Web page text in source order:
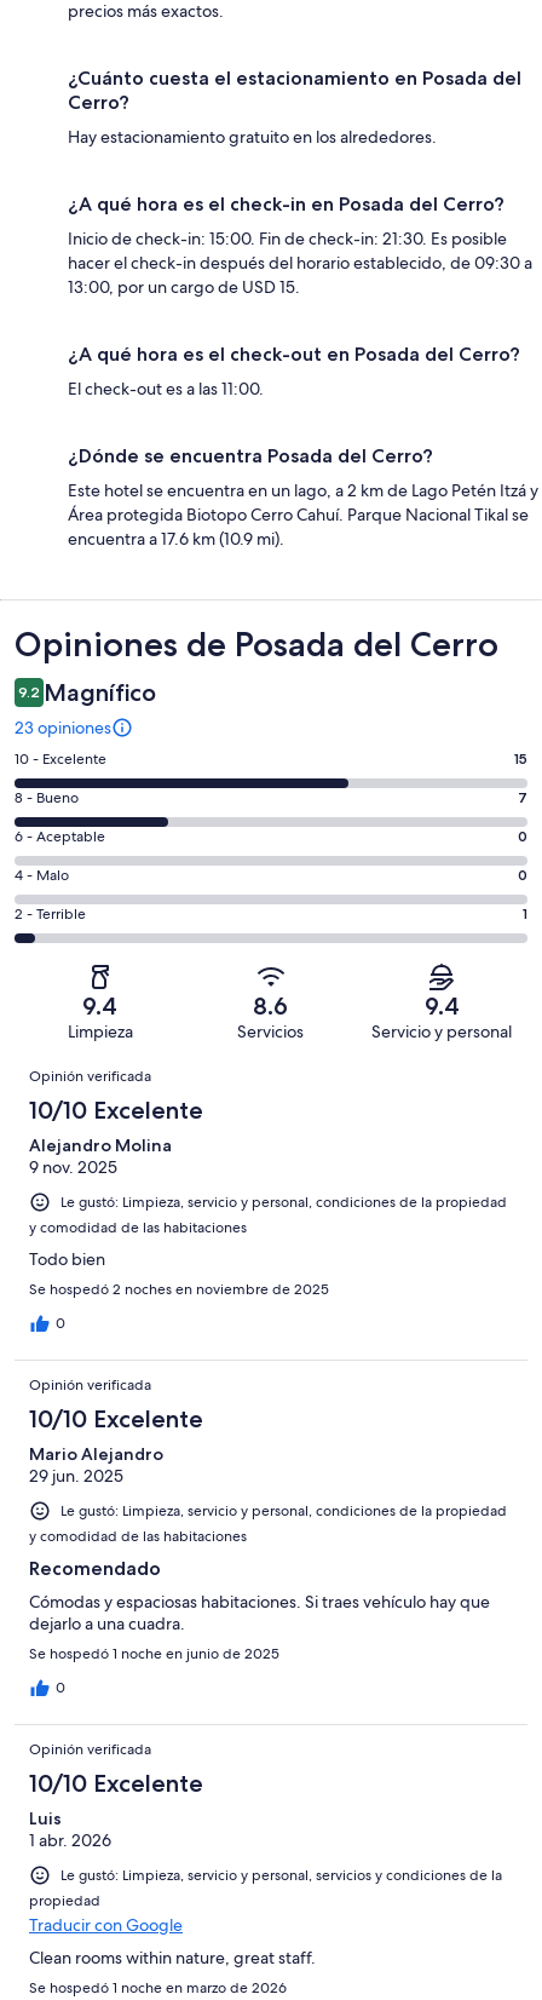
precios más exactos.
¿Cuánto cuesta el estacionamiento en Posada del
Cerro?
Hay estacionamiento gratuito en los alrededores.
¿A qué hora es el check-in en Posada del Cerro?
Inicio de check-in: 15:00. Fin de check-in: 21:30. Es posible
hacer el check-in después del horario establecido, de 09:30 a
13:00, por un cargo de USD 15.
¿A qué hora es el check-out en Posada del Cerro?
El check-out es a las 11:00.
¿Dónde se encuentra Posada del Cerro?
Este hotel se encuentra en un lago, a 2 km de Lago Petén Itzá y
Área protegida Biotopo Cerro Cahuí. Parque Nacional Tikal se
encuentra a 17.6 km (10.9 mi).
Opiniones
Opiniones de Posada del Cerro
9.2 Magnífico
23 opiniones
Puntuación
de
10,
es
decir,
Excelente.
Basada
en
opiniones
10 - Excelente 15
Puntuación
de
8,
es
decir,
Bueno.
opiniones
8 - Bueno 7
Puntuación
de
6,
es
decir,
Aceptable.
de
opiniones
6 - Aceptable 0
Puntuación
de
4,
Basada
de
opiniones
4 - Malo 0
Puntuación
de
Terrible.
Basada
de
23
opiniones
2 - Terrible 1
9.4
Limpieza
8.6
Servicios
9.4
Servicio y personal
Opiniones
Opinión verificada
10/10 Excelente
Alejandro Molina
9 nov. 2025
Le gustó: Limpieza, servicio y personal, condiciones de la propiedad
y comodidad de las habitaciones
Todo bien
Se hospedó 2 noches en noviembre de 2025
0
Opinión verificada
10/10 Excelente
Mario Alejandro
29 jun. 2025
Le gustó: Limpieza, servicio y personal, condiciones de la propiedad
y comodidad de las habitaciones
Recomendado
Cómodas y espaciosas habitaciones. Si traes vehículo hay que
dejarlo a una cuadra.
Se hospedó 1 noche en junio de 2025
0
Opinión verificada
10/10 Excelente
Luis
1 abr. 2026
Le gustó: Limpieza, servicio y personal, servicios y condiciones de la
propiedad
Traducir con Google
Clean rooms within nature, great staff.
Se hospedó 1 noche en marzo de 2026